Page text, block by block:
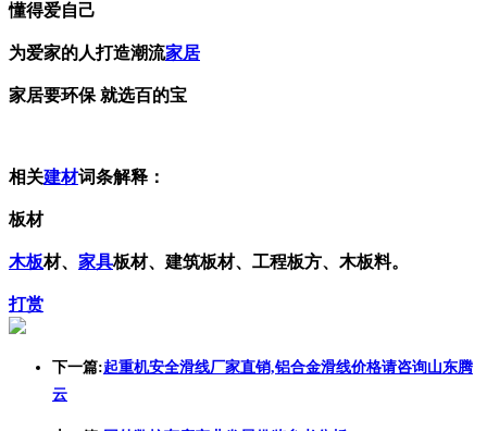
懂得爱自己
为爱家的人打造潮流家居
家居要环保 就选百的宝
相关建材词条解释：
板材
木板材、 家具板材、建筑板材、工程板方、木板料。
打赏
下一篇:起重机安全滑线厂家直销,铝合金滑线价格请咨询山东腾
云